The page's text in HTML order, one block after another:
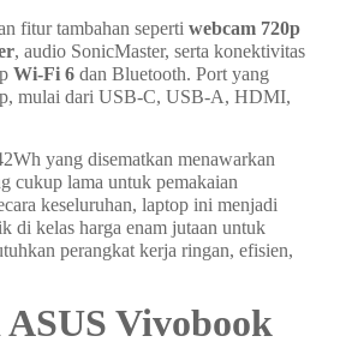
fitur tambahan seperti webcam 720p
, audio SonicMaster, serta konektivitas
Wi-Fi 6 dan Bluetooth. Port yang
mulai dari USB-C, USB-A, HDMI,
yang disematkan menawarkan
cukup lama untuk pemakaian
keseluruhan, laptop ini menjadi
di kelas harga enam jutaan untuk
perangkat kerja ringan, efisien,
Vivobook